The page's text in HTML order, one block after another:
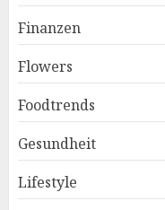
Finanzen
Flowers
Foodtrends
Gesundheit
Lifestyle